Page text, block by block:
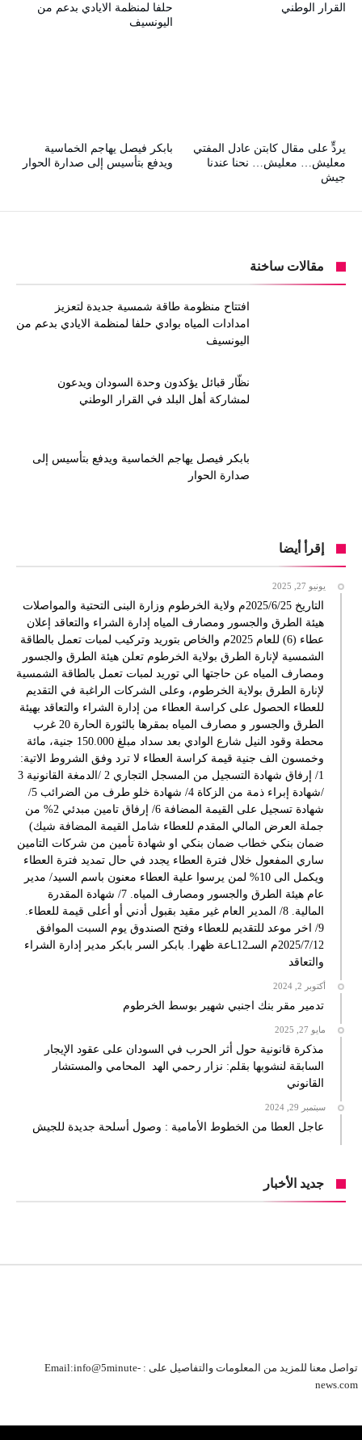
حلفا لمنظمة الايادي بدعم من
اليونسيف
القرار الوطني
بابكر فيصل يهاجم الخماسية
ويدفع بتأسيس إلى صدارة الحوار
يردٍّ على مقال كابتن عادل المفتي
معليش… معليش… نحنا عندنا
جيش
مقالات ساخنة
افتتاح منظومة طاقة شمسية جديدة لتعزيز
امدادات المياه بوادي حلفا لمنظمة الايادي بدعم من
اليونسيف
نظّار قبائل يؤكدون وحدة السودان ويدعون
لمشاركة أهل البلد في القرار الوطني
بابكر فيصل يهاجم الخماسية ويدفع بتأسيس إلى
صدارة الحوار
إقرأ أيضا
يونيو 27, 2025
التاريخ 2025/6/25م ولاية الخرطوم وزارة البنى التحتية والمواصلات
هيئة الطرق والجسور ومصارف المياه إدارة الشراء والتعاقد إعلان
عطاء (6) للعام 2025م والخاص بتوريد وتركيب لمبات تعمل بالطاقة
الشمسية لإنارة الطرق بولاية الخرطوم تعلن هيئة الطرق والجسور
ومصارف المياه عن حاجتها الي توريد لمبات تعمل بالطاقة الشمسية
لإنارة الطرق بولاية الخرطوم، وعلى الشركات الراغبة في التقديم
للعطاء الحصول على كراسة العطاء من إدارة الشراء والتعاقد بهيئة
الطرق والجسور و مصارف المياه بمقرها بالثورة الحارة 20 غرب
محطة وقود النيل شارع الوادي بعد سداد مبلغ 150.000 جنية، مائة
وخمسون الف جنية قيمة كراسة العطاء لا ترد وفق الشروط الاتية:
1/ إرفاق شهادة التسجيل من المسجل التجاري 2 /الدمغة القانونية 3
/شهادة إبراء ذمة من الزكاة 4/ شهادة خلو طرف من الضرائب 5/
شهادة تسجيل على القيمة المضافة 6/ إرفاق تامين مبدئي 2% من
جملة العرض المالي المقدم للعطاء شامل القيمة المضافة شيك)
ضمان بنكي خطاب ضمان بنكي او شهادة تأمين من شركات التامين
ساري المفعول خلال فترة العطاء يجدد في حال تمديد فترة العطاء
ويكمل الى 10% لمن يرسوا علية العطاء معنون باسم السيد/ مدير
عام هيئة الطرق والجسور ومصارف المياه. 7/ شهادة المقدرة
المالية. 8/ المدير العام غير مقيد بقبول أدني أو أعلى قيمة للعطاء.
9/ اخر موعد للتقديم للعطاء وفتح الصندوق يوم السبت الموافق
2025/7/12م السـ12ـاعة ظهرا. بابكر السر بابكر مدير إدارة الشراء
والتعاقد
أكتوبر 2, 2024
تدمير مقر بنك اجنبي شهير بوسط الخرطوم
مايو 27, 2025
مذكرة قانونية حول أثر الحرب في السودان على عقود الإيجار
السابقة لنشوبها بقلم: نزار رحمي الهد المحامي والمستشار
القانوني
سبتمبر 29, 2024
عاجل العطا من الخطوط الأمامية : وصول أسلحة جديدة للجيش
جديد الأخبار
تواصل معنا للمزيد من المعلومات والتفاصيل على : Email:info@5minute-
news.com